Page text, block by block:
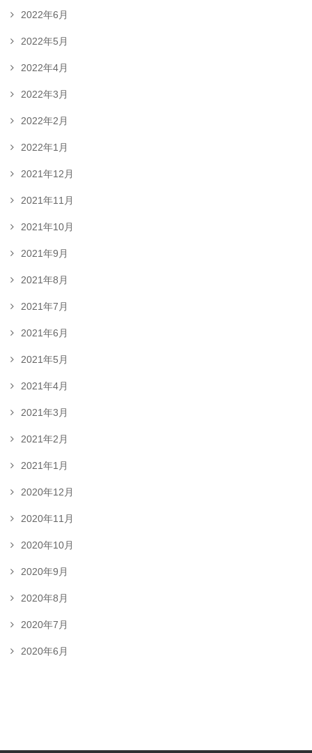
2022年6月
2022年5月
2022年4月
2022年3月
2022年2月
2022年1月
2021年12月
2021年11月
2021年10月
2021年9月
2021年8月
2021年7月
2021年6月
2021年5月
2021年4月
2021年3月
2021年2月
2021年1月
2020年12月
2020年11月
2020年10月
2020年9月
2020年8月
2020年7月
2020年6月